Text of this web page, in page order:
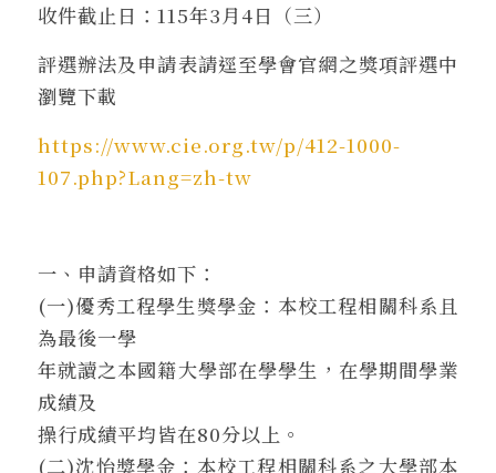
收件截止日：115年3月4日（三）
評選辦法及申請表請逕至學會官網之獎項評選中
瀏覽下載
https://www.cie.org.tw/p/412-1000-
107.php?Lang=zh-tw
一、申請資格如下：
(一)優秀工程學生獎學金：本校工程相關科系且
為最後一學
年就讀之本國籍大學部在學學生，在學期間學業
成績及
操行成績平均皆在80分以上。
(二)沈怡獎學金：本校工程相關科系之大學部本